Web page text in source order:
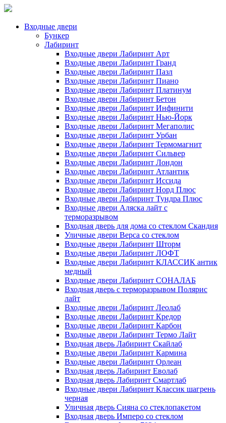
Входные двери
Бункер
Лабиринт
Входные двери Лабиринт Арт
Входные двери Лабиринт Гранд
Входные двери Лабиринт Пазл
Входные двери Лабиринт Пиано
Входные двери Лабиринт Платинум
Входные двери Лабиринт Бетон
Входные двери Лабиринт Инфинити
Входные двери Лабиринт Нью-Йорк
Входные двери Лабиринт Мегаполис
Входные двери Лабиринт Урбан
Входные двери Лабиринт Термомагнит
Входные двери Лабиринт Сильвер
Входные двери Лабиринт Лондон
Входные двери Лабиринт Атлантик
Входные двери Лабиринт Иссида
Входные двери Лабиринт Норд Плюс
Входные двери Лабиринт Тундра Плюс
Входные двери Аляска лайт с
терморазрывом
Входная дверь для дома со стеклом Скандия
Уличные двери Верса со стеклом
Входные двери Лабиринт Шторм
Входные двери Лабиринт ЛОФТ
Входные двери Лабиринт КЛАССИК антик
медный
Входные двери Лабиринт СОНАЛАБ
Входная дверь с терморазрывом Полярис
лайт
Входные двери Лабиринт Леолаб
Входные двери Лабиринт Кредор
Входные двери Лабиринт Карбон
Входные двери Лабиринт Термо Лайт
Входная дверь Лабиринт Скайлаб
Входные двери Лабиринт Кармина
Входные двери Лабиринт Орлеан
Входная дверь Лабиринт Еволаб
Входная дверь Лабиринт Смартлаб
Входные двери Лабиринт Классик шагрень
черная
Уличная дверь Сияна со стеклопакетом
Входная дверь Имперо со стеклом